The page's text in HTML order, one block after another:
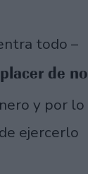
todo –
de no
y por lo
ejercerlo